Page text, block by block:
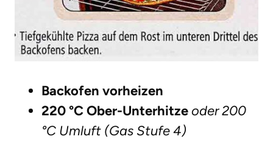
Backofen vorheizen
220 °C Ober-Unterhitzeoder 200
°C Umluft (Gas Stufe 4)